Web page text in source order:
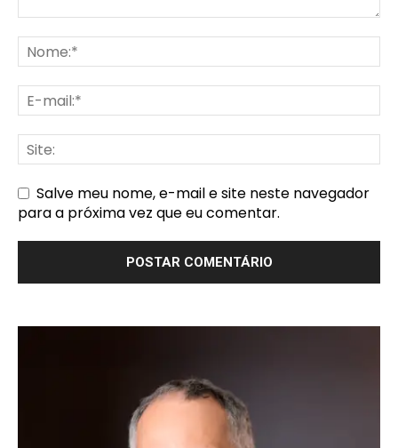
Salve meu nome, e-mail e site neste navegador
para a próxima vez que eu comentar.